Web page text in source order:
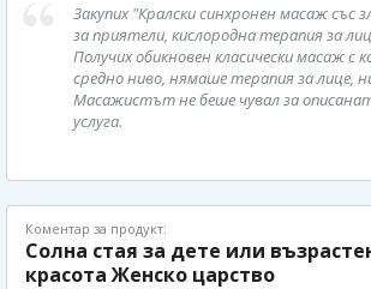
Закупих "Кралски синхронен масаж със
за приятели, кислородна терапия за
Получих обикновен класически масаж с
средно ниво, нямаше терапия за лице,
Масажистът не беше чувал за
услуга.
Коментар за продукт:
Солна стая за дете или
красота Женско царство